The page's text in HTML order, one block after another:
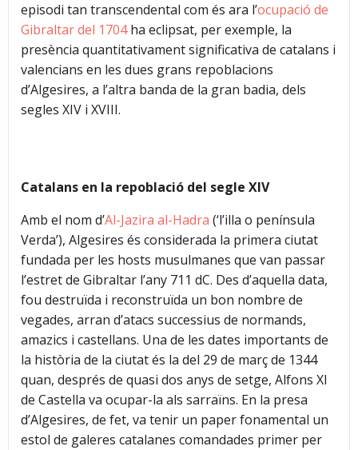
episodi tan transcendental com és ara l’ocupació de
Gibraltar del 1704ha eclipsat, per exemple, la
presència quantitativament significativa de catalans i
valencians en les dues grans repoblacions
d’Algesires, a l’altra banda de la gran badia, dels
segles XIV i XVIII.
Catalans en la repoblació del segle XIV
Amb el nom d’Al-Jazira al-Hadra (‘l’illa o península
Verda’), Algesires és considerada la primera ciutat
fundada per les hosts musulmanes que van passar
l’estret de Gibraltar l’any 711 dC. Des d’aquella data,
fou destruïda i reconstruïda un bon nombre de
vegades, arran d’atacs successius de normands,
amazics i castellans. Una de les dates importants de
la història de la ciutat és la del 29 de març de 1344
quan, després de quasi dos anys de setge, Alfons XI
de Castella va ocupar-la als sarraïns. En la presa
d’Algesires, de fet, va tenir un paper fonamental un
estol de galeres catalanes comandades primer per